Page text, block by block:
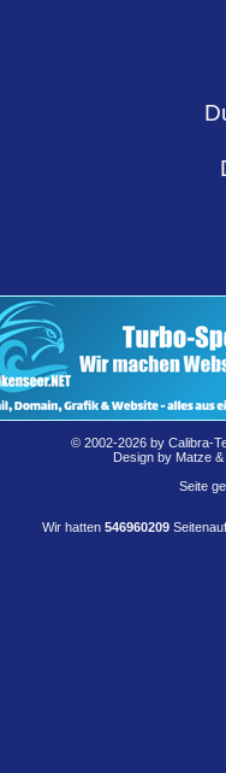
© 2002-2026 by Calibra-
Design by Matze
Seite
Wir hatten 546960209